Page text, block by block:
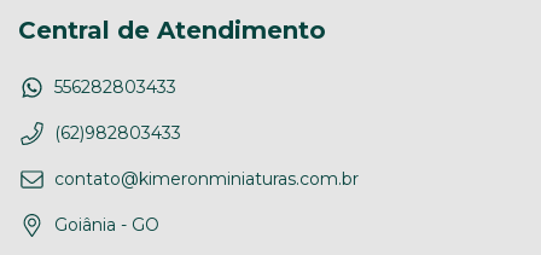
Central de Atendimento
556282803433
(62)982803433
contato@kimeronminiaturas.com.br
Goiânia - GO